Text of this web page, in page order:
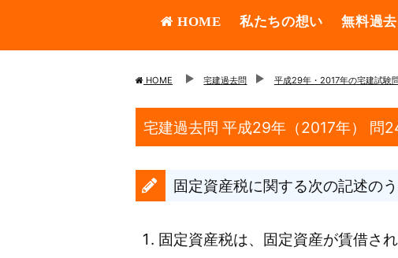
HOME 私たちの想い 無料過
HOME 宅建過去問 平成29年・2017年の宅建試験
宅建過去問 平成29年（2017年） 問
固定資産税に関する次の記述の
固定資産税は、固定資産が賃借さ